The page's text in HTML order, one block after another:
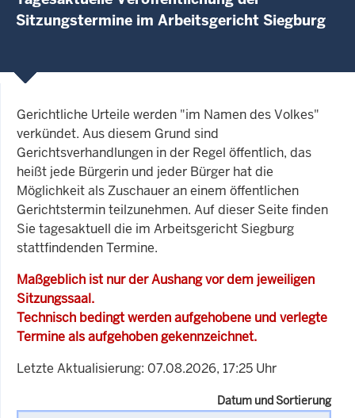
Sitzungstermine im Arbeitsgericht Siegburg
Gerichtliche Urteile werden "im Namen des Volkes"
verkündet. Aus diesem Grund sind
Gerichtsverhandlungen in der Regel öffentlich, das
heißt jede Bürgerin und jeder Bürger hat die
Möglichkeit als Zuschauer an einem öffentlichen
Gerichtstermin teilzunehmen. Auf dieser Seite finden
Sie tagesaktuell die im Arbeitsgericht Siegburg
stattfindenden Termine.
Maßgeblich ist nur der Aushang vor dem jeweiligen
Sitzungssaal.
Technisch bedingt werden aufgehobene und verlegte
Termine als aufgehoben gekennzeichnet.
Letzte Aktualisierung: 07.08.2026, 17:25 Uhr
Datum und Sortierung